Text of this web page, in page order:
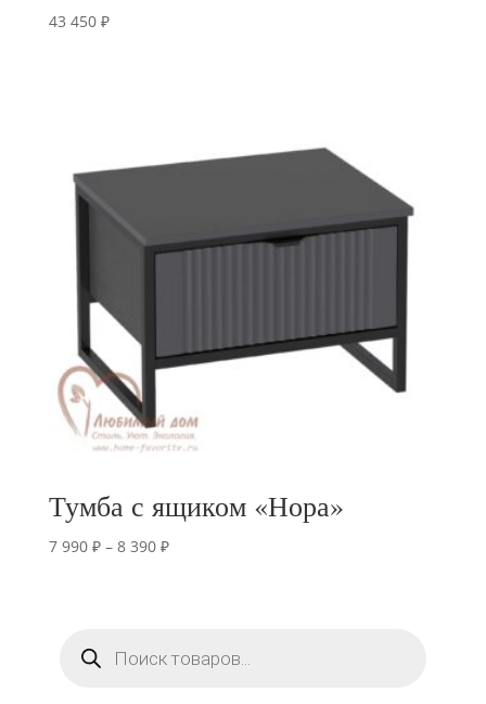
43 450 ₽
Тумба с ящиком «Нора»
7 990 ₽ – 8 390 ₽Диапазон
8
товаров